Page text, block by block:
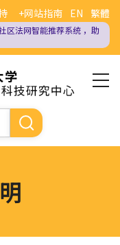
EN 繁體
+网站指南
区法网智能推荐系统 ，助